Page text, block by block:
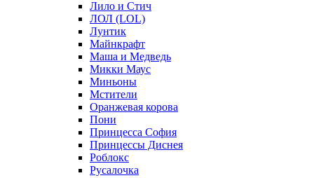
Лило и Стич
ЛОЛ (LOL)
Лунтик
Майнкрафт
Маша и Медведь
Микки Маус
Миньоны
Мстители
Оранжевая корова
Пони
Принцесса София
Принцессы Диснея
Роблокс
Русалочка